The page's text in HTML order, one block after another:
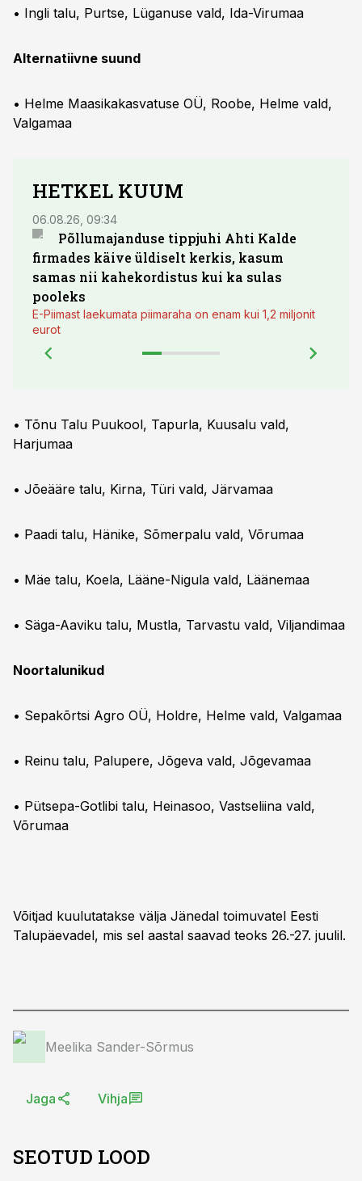
• Ingli talu, Purtse, Lüganuse vald, Ida-Virumaa
Alternatiivne suund
• Helme Maasikakasvatuse OÜ, Roobe, Helme vald,
Valgamaa
HETKEL KUUM
06.08.26, 09:34
Põllumajanduse tippjuhi Ahti Kalde
firmades käive üldiselt kerkis, kasum
samas nii kahekordistus kui ka sulas
pooleks
E-Piimast laekumata piimaraha on enam kui 1,2 miljonit
eurot
• Tõnu Talu Puukool, Tapurla, Kuusalu vald,
Harjumaa
• Jõeääre talu, Kirna, Türi vald, Järvamaa
• Paadi talu, Hänike, Sõmerpalu vald, Võrumaa
• Mäe talu, Koela, Lääne-Nigula vald, Läänemaa
• Säga-Aaviku talu, Mustla, Tarvastu vald, Viljandimaa
Noortalunikud
• Sepakõrtsi Agro OÜ, Holdre, Helme vald, Valgamaa
• Reinu talu, Palupere, Jõgeva vald, Jõgevamaa
• Pütsepa-Gotlibi talu, Heinasoo, Vastseliina vald,
Võrumaa
Võitjad kuulutatakse välja Jänedal toimuvatel Eesti
Talupäevadel, mis sel aastal saavad teoks 26.-27. juulil.
Meelika Sander-Sõrmus
Jaga Vihja
SEOTUD LOOD